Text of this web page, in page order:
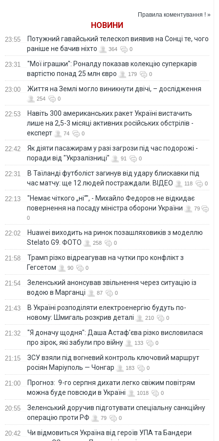
Правила коментування ! »
НОВИНИ
23:55
Потужний гавайський телескоп виявив на Сонці те, чого
раніше не бачив ніхто
364 0
23:31
"Мої іграшки": Роналду показав колекцію суперкарів
вартістю понад 25 млн євро
179 0
23:00 Життя на Землі могло виникнути двічі, – дослідження
254 0
22:53
Навіть 300 американських ракет Україні вистачить
лише на 2,5-3 місяці активних російських обстрілів -
експерт
74 0
22:42
Як діяти пасажирам у разі загрози під час подорожі -
поради від "Укрзалізниці"
91 0
22:31
В Таїланді футболіст загинув від удару блискавки під
час матчу: ще 12 людей постраждали. ВІДЕО
118 0
22:13
"Немає чіткого „ні“", - Михайло Федоров не відкидає
повернення на посаду міністра оборони України
79
0
22:02
Huawei виходить на ринок позашляховиків з моделлю
Stelato G9. ФОТО
258 0
21:58
Трамп різко відреагував на чутки про конфлікт з
Гегсетом
90 0
21:54
Зеленський анонсував звільнення через ситуацію із
водою в Марганці
87 0
21:43
В Україні розподіляти електроенергію будуть по-
новому: Шмигаль розкрив деталі
210 0
21:32
"Я доначу щодня": Даша Астаф'єва різко висловилася
про зірок, які забули про війну
133 0
21:15
ЗСУ взяли під вогневий контроль ключовий маршрут
росіян Маріуполь — Чонгар
183 0
21:00
Прогноз: 9-го серпня дихати легко свіжим повітрям
можна буде повсюди в Україні
1018 0
20:55
Зеленський доручив підготувати спеціальну санкційну
операцію проти РФ
79 0
20:42
Чи відмовиться Україна від героїв УПА та Бандери